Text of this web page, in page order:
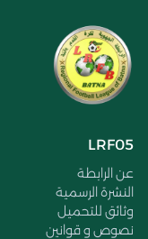
LRF05
عن الرابطة
النشرة الرسمية
وثائق للتحميل
نصوص و قوانين